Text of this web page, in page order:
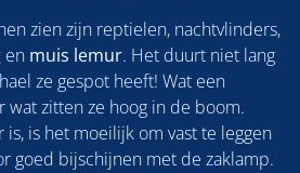
zien zijn reptielen, nachtvlinders,
en muis lemur. Het duurt niet lang
ze gespot heeft! Wat een
wat zitten ze hoog in de boom.
is het moeilijk om vast te leggen
goed bijschijnen met de zaklamp.